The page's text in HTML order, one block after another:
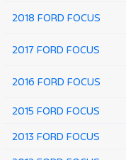
BENZ
MINI
MITSUBISHI
NISSAN
OPEL
PEUGEOT
2018 FORD FOCUS
2017 FORD FOCUS
2016 FORD FOCUS
2015 FORD FOCUS
2013 FORD FOCUS